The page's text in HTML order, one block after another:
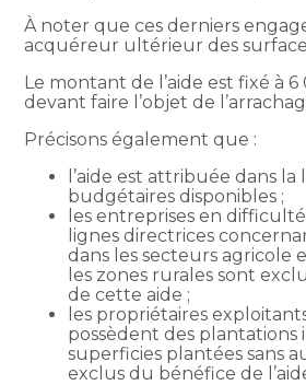
À noter que ces derniers
acquéreur ultérieur des
Le montant de l’aide est fixé à
devant faire l’objet de
Précisons également que :
l’aide est attribuée dans
budgétaires disponibles ;
les entreprises en
lignes directrices
dans les secteurs agricole
les zones rurales sont
de cette aide ;
les propriétaires
possèdent des plantations
superficies plantées sans
exclus du bénéfice de